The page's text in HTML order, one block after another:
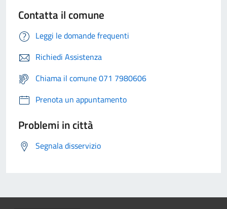
Contatta il comune
Leggi le domande frequenti
Richiedi Assistenza
Chiama il comune 071 7980606
Prenota un appuntamento
Problemi in città
Segnala disservizio